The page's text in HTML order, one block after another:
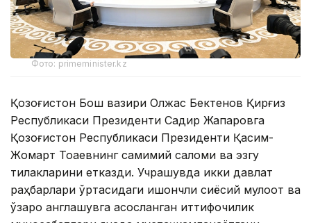
Фото: primeminister.kz
Қозоғистон Бош вазири Олжас Бектенов Қирғиз
Республикаси Президенти Садир Жапаровга
Қозоғистон Республикаси Президенти Қасим-
Жомарт Тоқаевнинг самимий саломи ва эзгу
тилакларини етказди. Учрашувда икки давлат
раҳбарлари ўртасидаги ишончли сиёсий мулоқот ва
ўзаро англашувга асосланган иттифоқчилик